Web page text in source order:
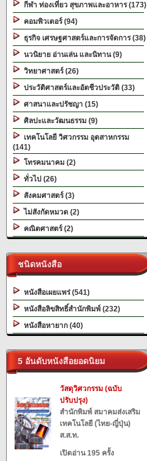
กีฬา ท่องเที่ยว สุขภาพและอาหาร (173)
คอมพิวเตอร์ (94)
ธุรกิจ เศรษฐศาสตร์และการจัดการ (38)
นวนิยาย อ่านเล่น และนิทาน (9)
วิทยาศาสตร์ (26)
ประวัติศาสตร์และอัตชีวประวัติ (33)
ศาสนาและปรัชญา (15)
ศิลปะและวัฒนธรรม (9)
เทคโนโลยี วิศวกรรม อุตสาหกรรม
(141)
โทรคมนาคม (2)
ทั่วไป (26)
สังคมศาสตร์ (3)
ไม่สังกัดหมวด (2)
คณิตศาสตร์ (2)
ชนิดหนังสือ
หนังสือเผยแพร่ (541)
หนังสือลิขสิทธิ์สำนักพิมพ์ (232)
หนังสือหายาก (40)
5 อันดับหนังสือยอดนิยม
วัสดุวิศวกรรม (ฉบับ
ปรับปรุง)
สำนักพิมพ์ สมาคมส่งเสริม
เทคโนโลยี (ไทย-ญี่ปุ่น)
ส.ส.ท.
เปิดอ่าน 195 ครั้ง